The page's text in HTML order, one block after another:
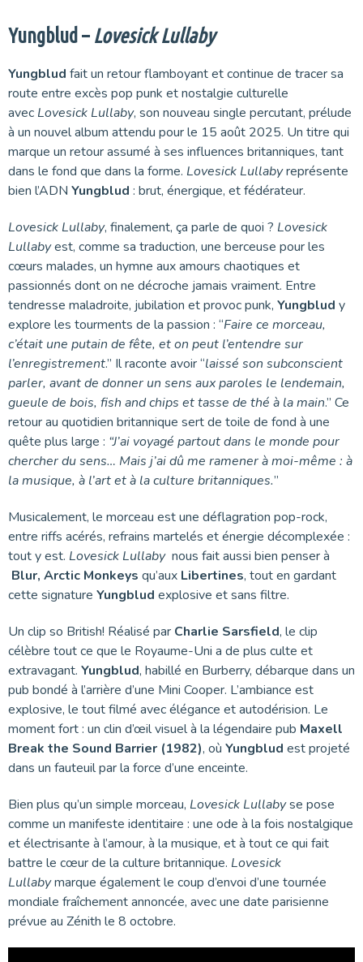
Yungblud – Lovesick Lullaby
Yungblud fait un retour flamboyant et continue de tracer sa
route entre excès pop punk et nostalgie culturelle
avec Lovesick Lullaby, son nouveau single percutant, prélude
à un nouvel album attendu pour le 15 août 2025. Un titre qui
marque un retour assumé à ses influences britanniques, tant
dans le fond que dans la forme. Lovesick Lullabyreprésente
bien l’ADN Yungblud : brut, énergique, et fédérateur.
Lovesick Lullaby, finalement, ça parle de quoi ? Lovesick
Lullabyest, comme sa traduction, une berceuse pour les
cœurs malades, un hymne aux amours chaotiques et
passionnés dont on ne décroche jamais vraiment. Entre
tendresse maladroite, jubilation et provoc punk, Yungblud y
explore les tourments de la passion : “Faire ce morceau,
c’était une putain de fête, et on peut l’entendre sur
l’enregistrement.” Il raconte avoir “laissé son subconscient
parler, avant de donner un sens aux paroles le lendemain,
gueule de bois, fish and chips et tasse de thé à la main.” Ce
retour au quotidien britannique sert de toile de fond à une
quête plus large : “J’ai voyagé partout dans le monde pour
chercher du sens… Mais j’ai dû me ramener à moi-même : à
la musique, à l’art et à la culture britanniques.”
Musicalement, le morceau est une déflagration pop-rock,
entre riffs acérés, refrains martelés et énergie décomplexée :
tout y est. Lovesick Lullabynous fait aussi bien penser à
Blur, Arctic Monkeys qu’aux Libertines, tout en gardant
cette signature Yungblud explosive et sans filtre.
Un clip so British! Réalisé par Charlie Sarsfield, le clip
célèbre tout ce que le Royaume-Uni a de plus culte et
extravagant. Yungblud, habillé en Burberry, débarque dans un
pub bondé à l’arrière d’une Mini Cooper. L’ambiance est
explosive, le tout filmé avec élégance et autodérision. Le
moment fort : un clin d’œil visuel à la légendaire pub Maxell
Break the Sound Barrier (1982), où Yungblud est projeté
dans un fauteuil par la force d’une enceinte.
Bien plus qu’un simple morceau, Lovesick Lullabyse pose
comme un manifeste identitaire : une ode à la fois nostalgique
et électrisante à l’amour, à la musique, et à tout ce qui fait
battre le cœur de la culture britannique. Lovesick
Lullabymarque également le coup d’envoi d’une tournée
mondiale fraîchement annoncée, avec une date parisienne
prévue au Zénith le 8 octobre.